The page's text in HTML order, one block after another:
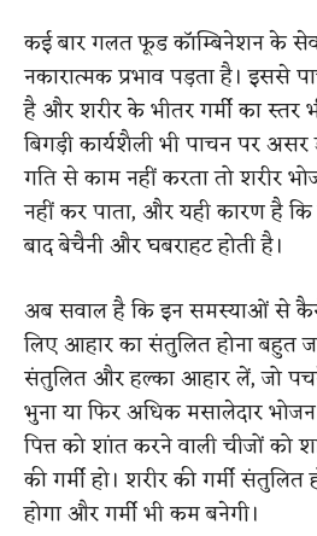
कई बार गलत फूड कॉम्बिनेशन के
नकारात्मक प्रभाव पड़ता है। इससे
है और शरीर के भीतर गर्मी का स्तर
बिगड़ी कार्यशैली भी पाचन पर
गति से काम नहीं करता तो शरीर
नहीं कर पाता, और यही कारण है
बाद बेचैनी और घबराहट होती है।
अब सवाल है कि इन समस्याओं से
लिए आहार का संतुलित होना बहुत
संतुलित और हल्का आहार लें, जो
भुना या फिर अधिक मसालेदार
पित्त को शांत करने वाली चीजों को
की गर्मी हो। शरीर की गर्मी
होगा और गर्मी भी कम बनेगी।